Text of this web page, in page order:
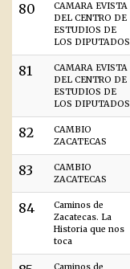
80
CAMARA EVISTA
DEL CENTRO DE
ESTUDIOS DE
LOS DIPUTADOS
81
CAMARA EVISTA
DEL CENTRO DE
ESTUDIOS DE
LOS DIPUTADOS
82
CAMBIO
ZACATECAS
83
CAMBIO
ZACATECAS
84
Caminos de
Zacatecas. La
Historia que nos
toca